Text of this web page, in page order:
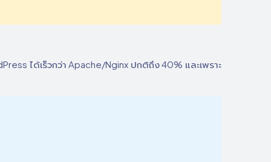
ได้เร็วกว่า Apache/Nginx ปกติถึง 40% และเพราะ